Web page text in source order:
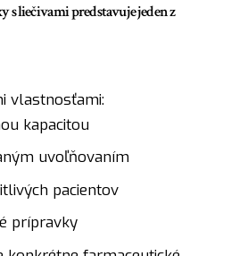
liečivami predstavuje jeden z
vlastnosťami:
kapacitou
uvoľňovaním
pacientov
prípravky